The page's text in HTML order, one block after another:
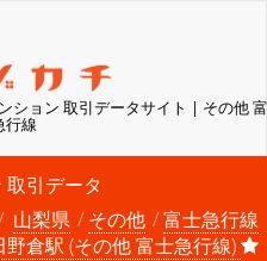
ション 取引データサイト | その他 富
行線
引データ
山梨県 その他
富士急行線
野倉駅 (その他 富士急行線)